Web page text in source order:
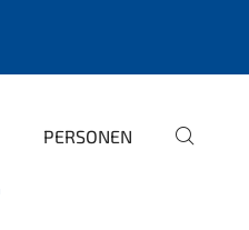
PERSONEN